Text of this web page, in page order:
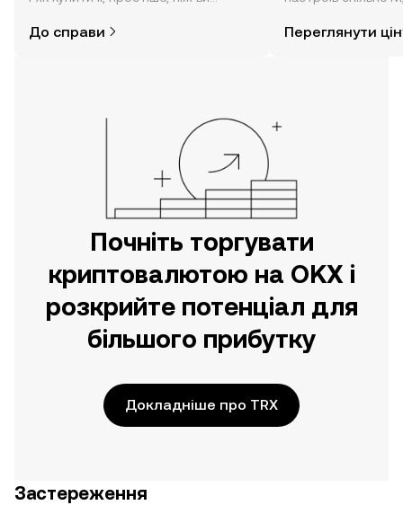
за допомогою застосунку OKX для
До справи Переглянути
Почніть торгувати
криптовалютою на OKX і
розкрийте потенціал для
більшого прибутку
Докладніше про TRX
Застереження